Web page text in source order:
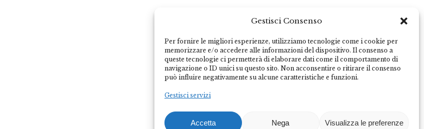
Gestisci Consenso
Per fornire le migliori esperienze, utilizziamo tecnologie come i cookie per
memorizzare e/o accedere alle informazioni del dispositivo. Il consenso a
queste tecnologie ci permetterà di elaborare dati come il comportamento di
navigazione o ID unici su questo sito. Non acconsentire o ritirare il consenso
può influire negativamente su alcune caratteristiche e funzioni.
Gestisci servizi
Accetta Nega Visualizza le preferenze